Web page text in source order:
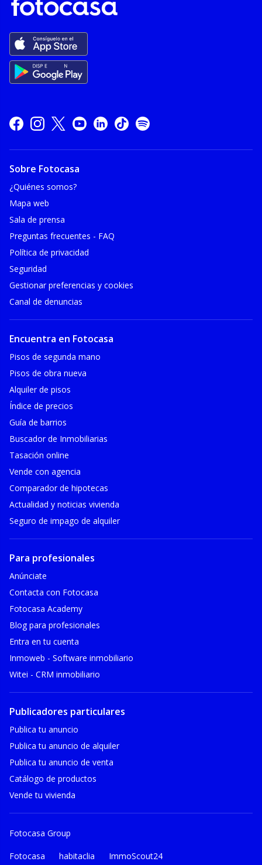
Sobre Fotocasa
¿Quiénes somos?
Mapa web
Sala de prensa
Preguntas frecuentes - FAQ
Política de privacidad
Seguridad
Gestionar preferencias y cookies
Canal de denuncias
Encuentra en Fotocasa
Pisos de segunda mano
Pisos de obra nueva
Alquiler de pisos
Índice de precios
Guía de barrios
Buscador de Inmobiliarias
Tasación online
Vende con agencia
Comparador de hipotecas
Actualidad y noticias vivienda
Seguro de impago de alquiler
Para profesionales
Anúnciate
Contacta con Fotocasa
Fotocasa Academy
Blog para profesionales
Entra en tu cuenta
Inmoweb - Software inmobiliario
Witei - CRM inmobiliario
Publicadores particulares
Publica tu anuncio
Publica tu anuncio de alquiler
Publica tu anuncio de venta
Catálogo de productos
Vende tu vivienda
Fotocasa Group
Fotocasa habitaclia ImmoScout24